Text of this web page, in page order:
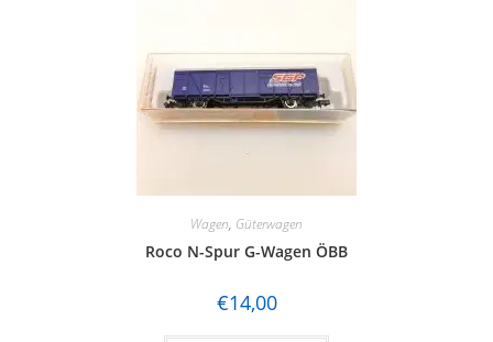
Wagen, Güterwagen
Roco N-Spur G-Wagen ÖBB
€14,00